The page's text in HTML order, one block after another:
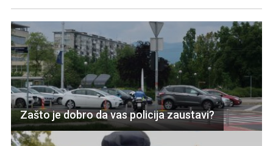
Zašto je dobro da vas policija zaustavi?